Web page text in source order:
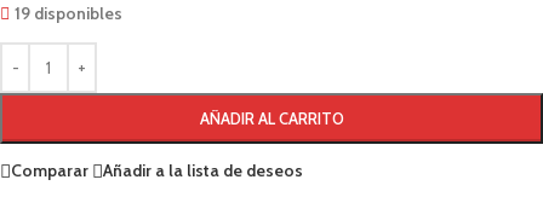
19 disponibles
AÑADIR AL CARRITO
Comparar Añadir a la lista de deseos